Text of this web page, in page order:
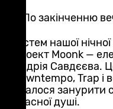
⚡️ По закінченню
Гостем нашої
проект Moonk —
Андрія Савдєєва.
Downtempo, Trap і
вдалося занурити
власної душі.